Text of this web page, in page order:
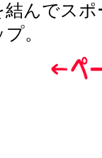
んでスポ
。